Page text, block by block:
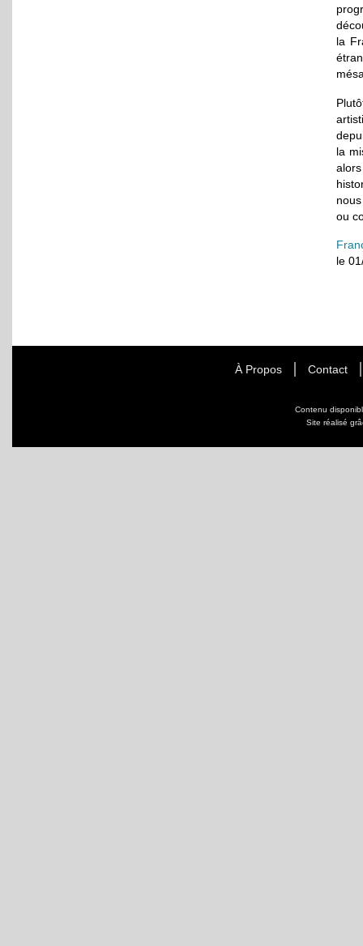
la
la
ou
le
À Propos Contact
Contenu
Site réalisé